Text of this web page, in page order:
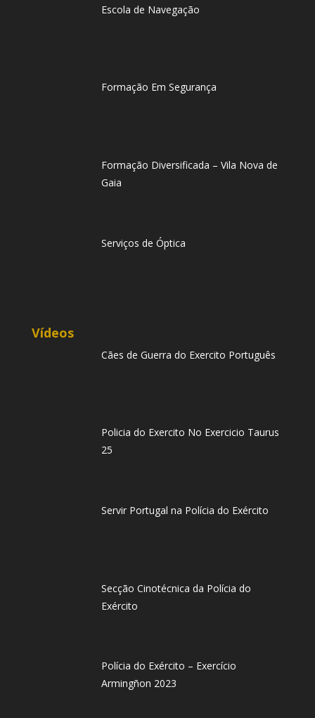
Escola de Navegação
Formação Em Segurança
Formação Diversificada – Vila Nova de
Gaia
Serviços de Óptica
Vídeos
Cães de Guerra do Exercito Português
Policia do Exercito No Exercicio Taurus
25
Servir Portugal na Polícia do Exército
Secção Cinotécnica da Polícia do
Exército
Polícia do Exército – Exercício
Armingñon 2023